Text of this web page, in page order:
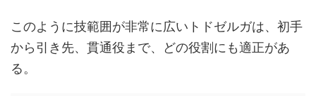
このように技範囲が非常に広いトドゼルガは、初手
から引き先、貫通役まで、どの役割にも適正があ
る。